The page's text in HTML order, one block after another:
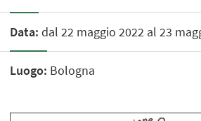
Data: dal 22 maggio 2022 al 23
Luogo: Bologna